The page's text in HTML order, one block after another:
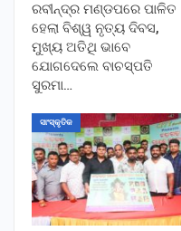
ରବୀନ୍ଦ୍ର ମଣ୍ଡପରେ ପାଳିତ
ହେଲା ବିଶ୍ୱ ନୃତ୍ୟ ଦିବସ,
ମୁଖ୍ୟ ଅତିଥି ଭାବେ
ଯୋଗଦେଲେ ବାଚସ୍ପତି
ସୁରମା…
ସାଂସ୍କୃତିକ